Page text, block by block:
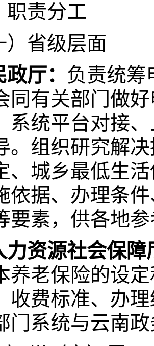
职责分工
）省级层面
厅： 负责统筹
同有关部门做
系统平台对接
。组织研究解
、城乡最低生
依据、办理条
要素，供各地
力资源社会保障
养老保险的设
收费标准、办
门系统与云南